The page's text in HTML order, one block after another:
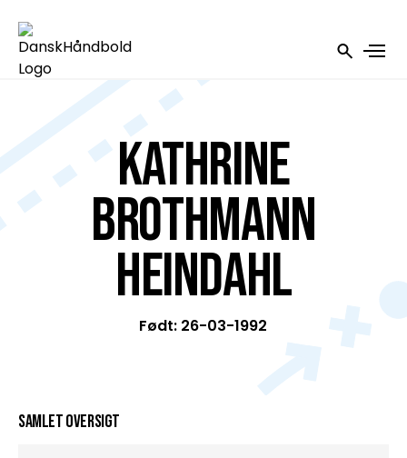
Kathrine
Brothmann
Heindahl
Født: 26-03-1992
Samlet oversigt